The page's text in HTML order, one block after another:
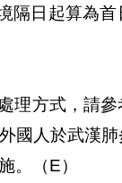
結]"
隔日起算為
理方式，請參
國人於武漢
。（E）